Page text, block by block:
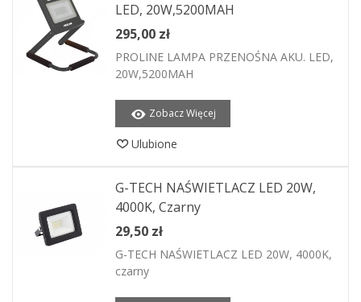
LED, 20W,5200MAH
295,00 zł
PROLINE LAMPA PRZENOŚNA AKU. LED,
20W,5200MAH
Zobacz Więcej
Ulubione
G-TECH NAŚWIETLACZ LED 20W,
4000K, Czarny
29,50 zł
G-TECH NAŚWIETLACZ LED 20W, 4000K,
czarny